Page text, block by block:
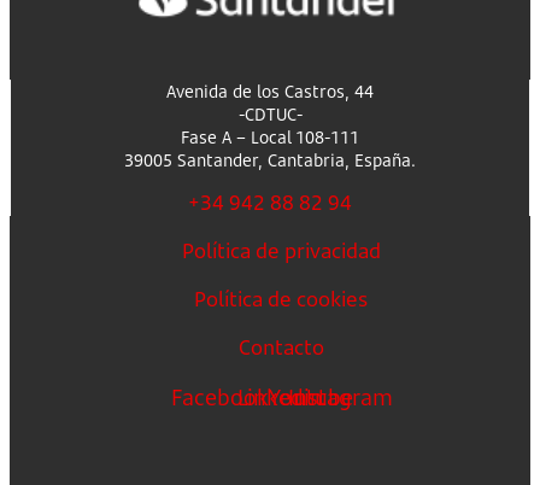
Avenida de los Castros, 44
-CDTUC-
Fase A – Local 108-111
39005 Santander, Cantabria, España.
+34 942 88 82 94
Política de privacidad
Política de cookies
Contacto
FacebookLinkedin
Youtube
Instagram